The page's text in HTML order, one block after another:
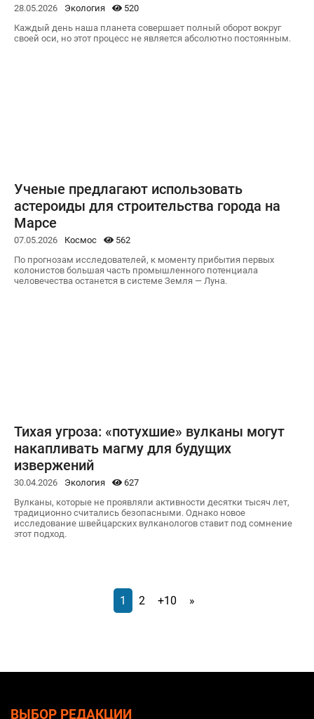
28.05.2026 Экология
520
Каждый день наша планета совершает полный оборот вокруг
своей оси, но этот процесс не является абсолютно постоянным.
Ученые предлагают использовать
астероиды для строительства города на
Марсе
07.05.2026 Космос
562
По прогнозам исследователей, к моменту прибытия первых
колонистов большая часть промышленного потенциала
человечества останется в системе Земля — Луна.
Тихая угроза: «потухшие» вулканы могут
накапливать магму для будущих
извержений
30.04.2026 Экология
627
Вулканы, которые не проявляли активности десятки тысяч лет,
традиционно считались безопасными. Однако новое
исследование швейцарских вулканологов ставит под сомнение
этот подход.
1 2 +10 »
ВЫБОР РЕДАКЦИИ